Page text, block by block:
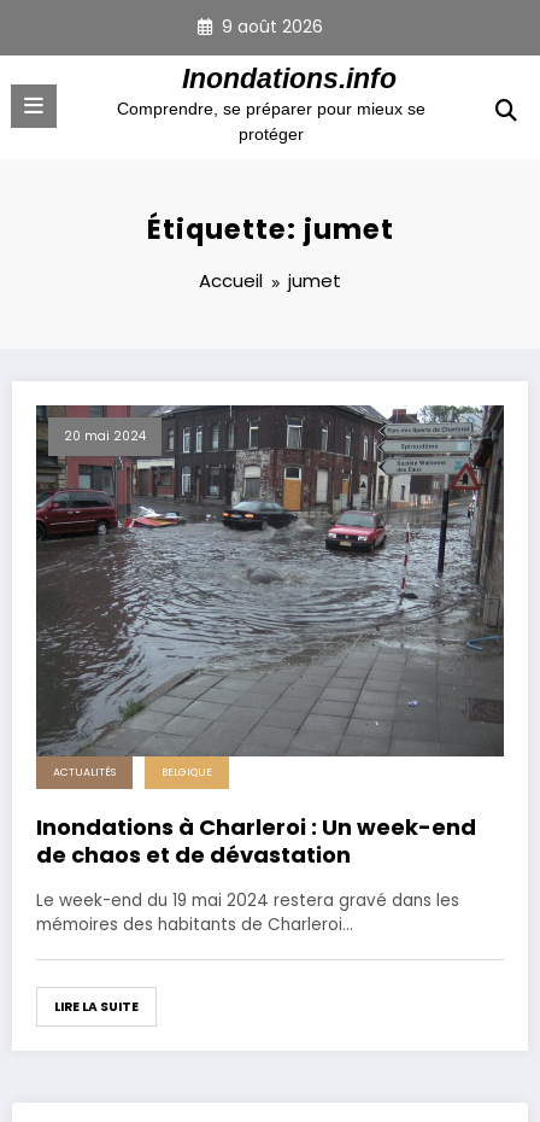
contenu
9 août 2026
Inondations.info
Comprendre, se préparer pour mieux se
protéger
Étiquette: jumet
Accueil jumet
20 mai 2024
ACTUALITÉS BELGIQUE
Inondations à Charleroi : Un week-end
de chaos et de dévastation
Le week-end du 19 mai 2024 restera gravé dans les
mémoires des habitants de Charleroi…
LIRE LA SUITE